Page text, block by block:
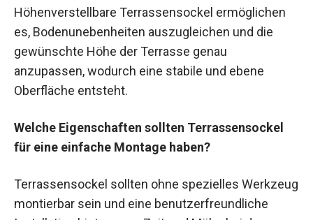
Höhenverstellbare Terrassensockel ermöglichen
es, Bodenunebenheiten auszugleichen und die
gewünschte Höhe der Terrasse genau
anzupassen, wodurch eine stabile und ebene
Oberfläche entsteht.
Welche Eigenschaften sollten Terrassensockel
für eine einfache Montage haben?
Terrassensockel sollten ohne spezielles Werkzeug
montierbar sein und eine benutzerfreundliche